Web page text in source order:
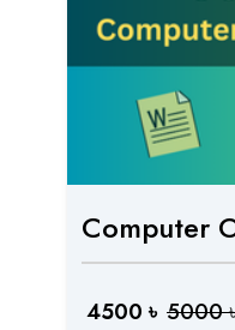
Computer
4500৳ 5000